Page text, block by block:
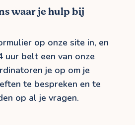
waar je hulp bij
op onze site in, en
uur belt een van onze
je op om je
te bespreken en te
op al je vragen.